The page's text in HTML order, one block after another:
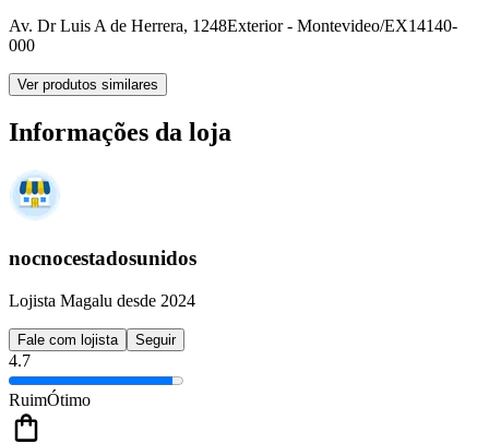
Av. Dr Luis A de Herrera, 1248Exterior - Montevideo/EX14140-
000
Ver produtos similares
Informações da loja
nocnocestadosunidos
Lojista Magalu desde 2024
Fale com lojista Seguir
4.7
RuimÓtimo